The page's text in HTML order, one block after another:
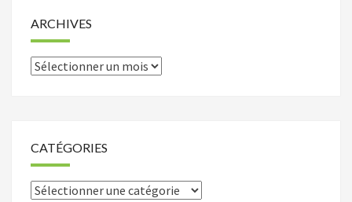
ARCHIVES
Archives
CATÉGORIES
Catégories